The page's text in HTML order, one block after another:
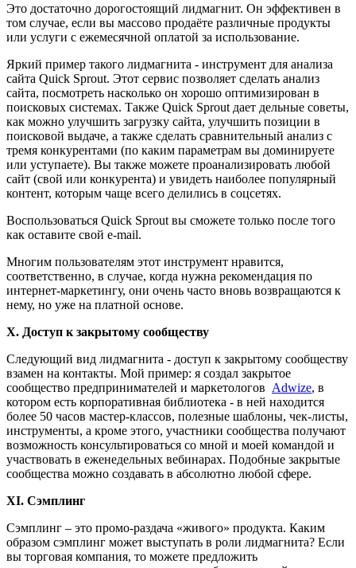
Это достаточно дорогостоящий лидмагнит. Он эффективен в
том случае, если вы массово продаёте различные продукты
или услуги с ежемесячной оплатой за использование.
Яркий пример такого лидмагнита - инструмент для анализа
сайта Quick Sprout. Этот сервис позволяет сделать анализ
сайта, посмотреть насколько он хорошо оптимизирован в
поисковых системах. Также Quick Sprout дает дельные советы,
как можно улучшить загрузку сайта, улучшить позиции в
поисковой выдаче, а также сделать сравнительный анализ с
тремя конкурентами (по каким параметрам вы доминируете
или уступаете). Вы также можете проанализировать любой
сайт (свой или конкурента) и увидеть наиболее популярный
контент, которым чаще всего делились в соцсетях.
Воспользоваться Quick Sprout вы сможете только после того
как оставите свой e-mail.
Многим пользователям этот инструмент нравится,
соответственно, в случае, когда нужна рекомендация по
интернет-маркетингу, они очень часто вновь возвращаются к
нему, но уже на платной основе.
X. Доступ к закрытому сообществу
Следующий вид лидмагнита - доступ к закрытому сообществу
взамен на контакты. Мой пример: я создал закрытое
сообщество предпринимателей и маркетологов Adwize, в
котором есть корпоративная библиотека - в ней находится
более 50 часов мастер-классов, полезные шаблоны, чек-листы,
инструменты, а кроме этого, участники сообщества получают
возможность консультироваться со мной и моей командой и
участвовать в еженедельных вебинарах. Подобные закрытые
сообщества можно создавать в абсолютно любой сфере.
XI. Сэмплинг
Сэмплинг – это промо-раздача «живого» продукта. Каким
образом сэмплинг может выступать в роли лидмагнита? Если
вы торговая компания, то можете предложить